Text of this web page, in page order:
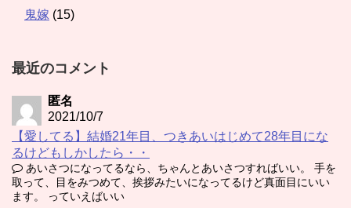
鬼嫁 (15)
最近のコメント
匿名
2021/10/7
【愛してる】結婚21年目、つきあいはじめて28年目にな
るけどもしかしたら・・
あいさつになってるなら、ちゃんとあいさつすればいい。 手を
取って、目をみつめて、挨拶みたいになってるけど真面目にいい
ます。 っていえばいい